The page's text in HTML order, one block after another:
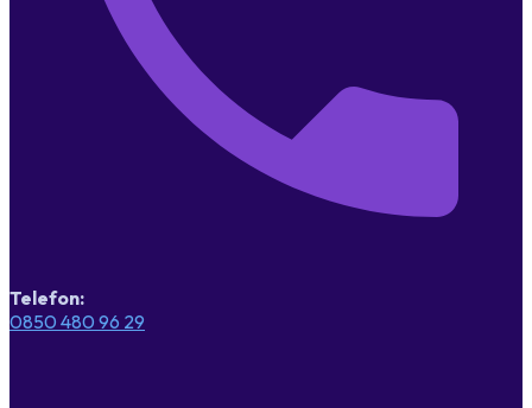
Telefon:
0850 480 96 29